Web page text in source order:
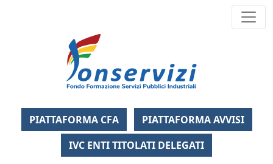
PIATTAFORMA CFA
PIATTAFORMA AVVISI
IVC ENTI TITOLATI DELEGATI